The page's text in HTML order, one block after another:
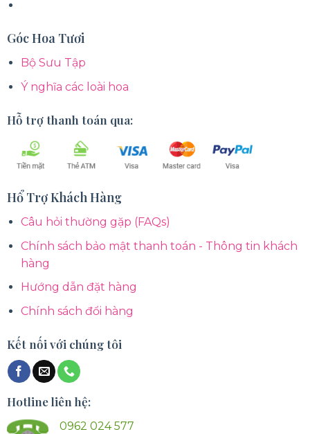
Góc Hoa Tươi
Bộ Sưu Tập
Ý nghĩa các loài hoa
Hỗ trợ thanh toán qua:
Hổ Trợ Khách Hàng
Câu hỏi thường gặp (FAQs)
Chính sách bảo mật thanh toán - Thông tin khách
hàng
Hướng dẫn đặt hàng
Chính sách đổi hàng
Kết nối với chúng tôi
Hotline liên hệ:
0962 024 577